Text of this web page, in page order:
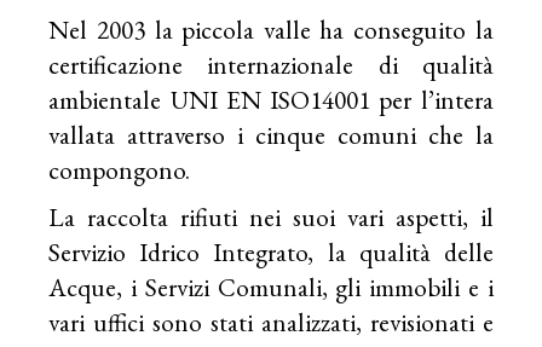
Nel 2003 la piccola valle ha conseguito la
certificazione internazionale di qualità
ambientale UNI EN ISO14001 per l’intera
vallata attraverso i cinque comuni che la
compongono.
La raccolta rifiuti nei suoi vari aspetti, il
Servizio Idrico Integrato, la qualità delle
Acque, i Servizi Comunali, gli immobili e i
vari uffici sono stati analizzati, revisionati e